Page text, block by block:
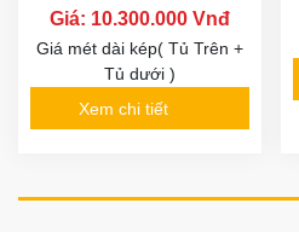
Giá: 10.300.000 Vnđ
Giá mét dài kép( Tủ Trên +
Tủ dưới )
Xem chi tiết